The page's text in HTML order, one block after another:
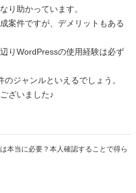
り助かっています。
案件ですが、デメリットもある
りWordPressの使用経験は必ず
ジャンルといえるでしょう。
ざいました♪
本当に必要？本人確認することで得ら